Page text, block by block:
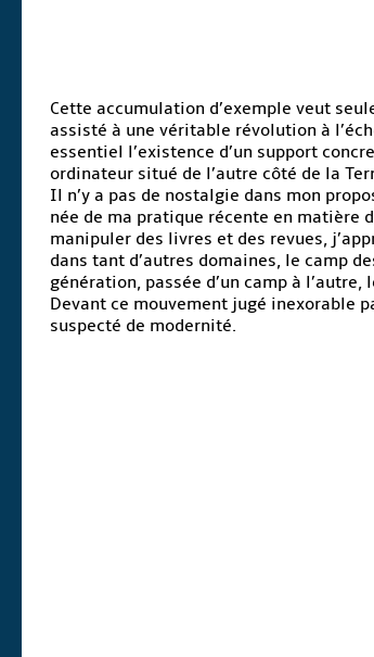
Cette accumulation d’exemple veut
assisté à une véritable révolution à
essentiel l’existence d’un support
ordinateur situé de l’autre côté de la
Il n’y a pas de nostalgie dans mon
née de ma pratique récente en matière
manipuler des livres et des revues,
dans tant d’autres domaines, le camp
génération, passée d’un camp à
Devant ce mouvement jugé inexorable
suspecté de modernité.